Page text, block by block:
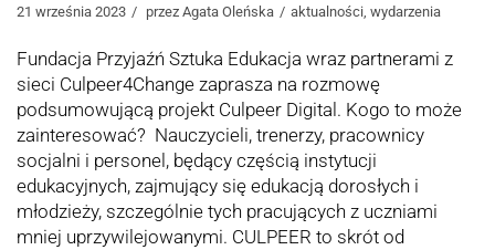
21 września 2023 przez Agata Oleńska aktualności, wydarzenia
Fundacja Przyjaźń Sztuka Edukacja wraz partnerami z
sieci Culpeer4Change zaprasza na rozmowę
podsumowującą projekt Culpeer Digital. Kogo to może
zainteresować? Nauczycieli, trenerzy, pracownicy
socjalni i personel, będący częścią instytucji
edukacyjnych, zajmujący się edukacją dorosłych i
młodzieży, szczególnie tych pracujących z uczniami
mniej uprzywilejowanymi. CULPEER to skrót od